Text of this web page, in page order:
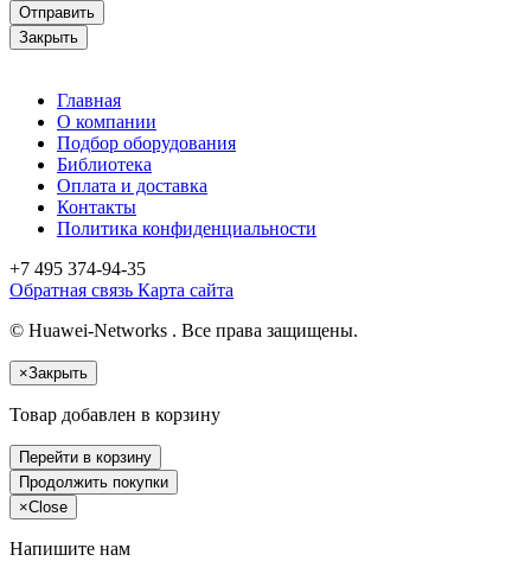
Отправить
Закрыть
Главная
О компании
Подбор оборудования
Библиотека
Оплата и доставка
Контакты
Политика конфиденциальности
+7 495 374-94-35
Обратная связь Карта сайта
© Huawei-Networks . Все права защищены.
×Закрыть
Товар добавлен в корзину
Перейти в корзину
Продолжить покупки
×Close
Напишите нам